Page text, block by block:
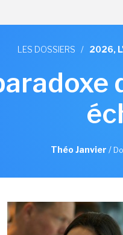
LES DOSSIERS / 2026,
Théo Janvier /